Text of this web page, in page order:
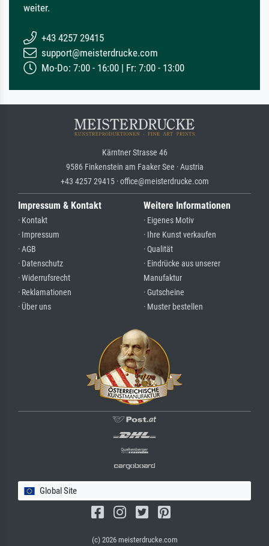
weiter.
+43 4257 29415
support@meisterdrucke.com
Mo-Do: 7:00 - 16:00 | Fr: 7:00 - 13:00
Kärntner Strasse 46
9586 Finkenstein am Faaker See · Austria
+43 4257 29415 · office@meisterdrucke.com
Impressum & Kontakt
· Kontakt
· Impressum
· AGB
· Datenschutz
· Widerrufsrecht
· Reklamationen
· Über uns
Weitere Informationen
· Eigenes Motiv
· Ihre Kunst verkaufen
· Qualität
· Eindrücke aus unserer
Manufaktur
· Gutscheine
· Muster bestellen
Global Site
(c) 2026 meisterdrucke.com